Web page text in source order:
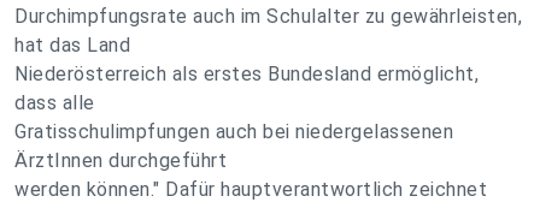
Durchimpfungsrate auch im Schulalter zu gewährleisten,
hat das Land
Niederösterreich als erstes Bundesland ermöglicht,
dass alle
Gratisschulimpfungen auch bei niedergelassenen
ÄrztInnen durchgeführt
werden können." Dafür hauptverantwortlich zeichnet